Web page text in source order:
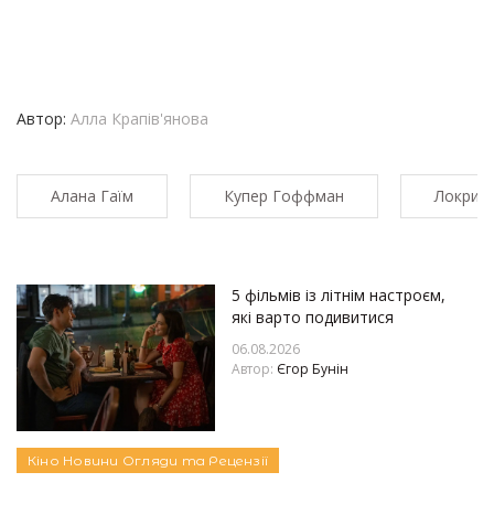
Автор: Алла Крапів'янова
Алана Гаїм Купер Гоффман
5 фільмів із літнім настроєм,
які варто подивитися
06.08.2026
Автор: Єгор Бунін
Кіно Новини Огляди та Рецензії